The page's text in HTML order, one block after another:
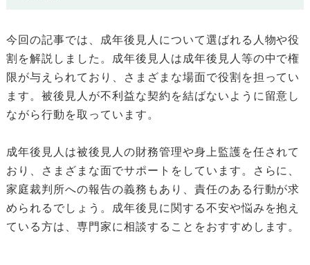
今回の記事では、成年後見人について選ばれる人物や役
割を解説しました。成年後見人は成年後見人等の中で権
限が与えられており、さまざまな場面で役割を担ってい
ます。被後見人が不利益な契約を結ばないように留意し
ながら行動を取っています。
成年後見人は被後見人の財務管理や身上監護を任されて
おり、さまざまな面でサポートをしています。さらに、
家庭裁判所への報告の義務もあり、責任のある行動が求
められるでしょう。成年後見に関する不安や悩みを抱え
ている方は、専門家に相談することをおすすめします。